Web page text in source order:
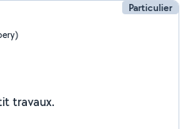
Particulier
travaux.